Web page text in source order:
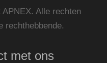
Alle rechten
rechthebbende.
met ons